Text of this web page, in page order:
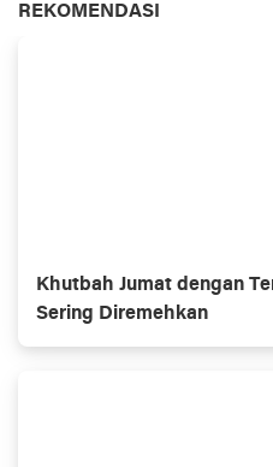
REKOMENDASI
Khutbah Jumat dengan
Sering Diremehkan